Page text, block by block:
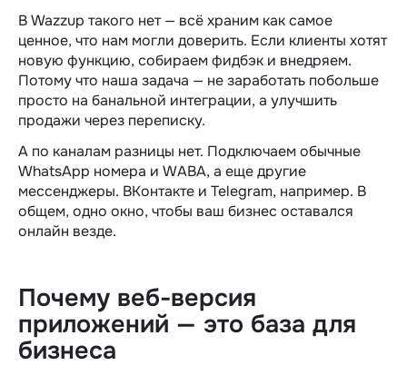
В Wazzup такого нет — всё храним как самое
ценное, что нам могли доверить. Если клиенты хотят
новую функцию, собираем фидбэк и внедряем.
Потому что наша задача — не заработать побольше
просто на банальной интеграции, а улучшить
продажи через переписку.
А по каналам разницы нет. Подключаем обычные
WhatsApp номера и WABA, а еще другие
мессенджеры. ВКонтакте и Telegram, например. В
общем, одно окно, чтобы ваш бизнес оставался
онлайн везде.
Почему веб-версия
приложений — это база для
бизнеса